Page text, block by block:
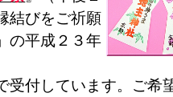
結びをご祈願
」の平成２３年
受付しています。ご希